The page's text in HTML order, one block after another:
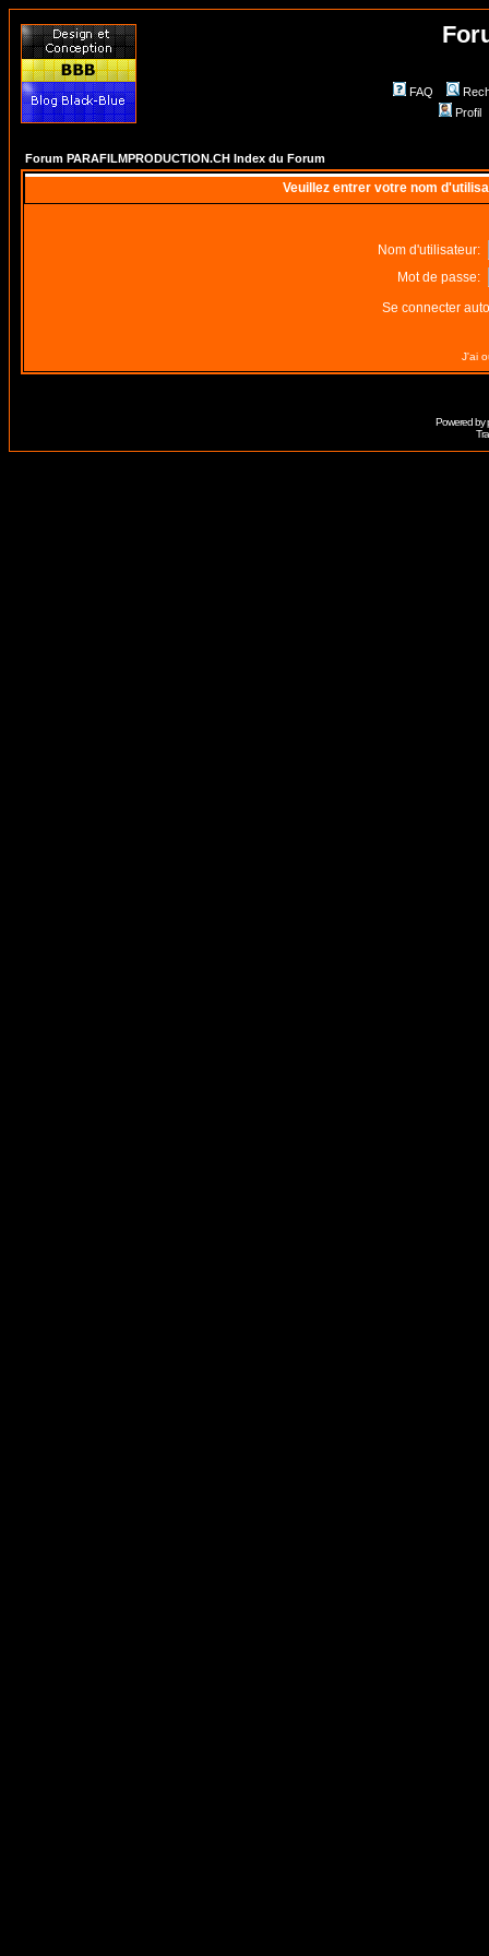
FAQ
Profil
Forum PARAFILMPRODUCTION.CH Index du Forum
Veuillez entrer votre nom
Nom d'utilisateur:
Mot de passe:
Se connecter
J'ai
Powered by